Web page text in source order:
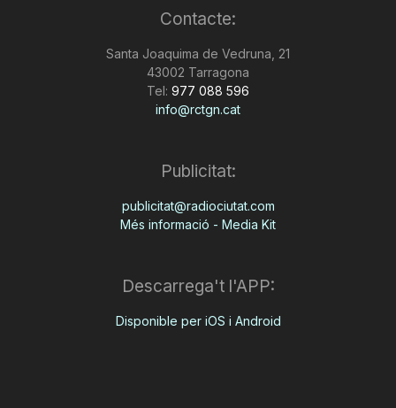
Contacte:
Santa Joaquima de Vedruna, 21
43002 Tarragona
Tel: 977 088 596
info@rctgn.cat
Publicitat:
publicitat@radiociutat.com
Més informació - Media Kit
Descarrega't l'APP:
Disponible per iOS i Android